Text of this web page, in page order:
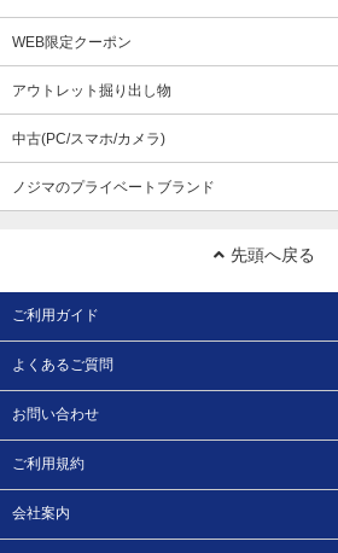
WEB限定クーポン
アウトレット掘り出し物
中古(PC/スマホ/カメラ)
ノジマのプライベートブランド
先頭へ戻る
ご利用ガイド
よくあるご質問
お問い合わせ
ご利用規約
会社案内